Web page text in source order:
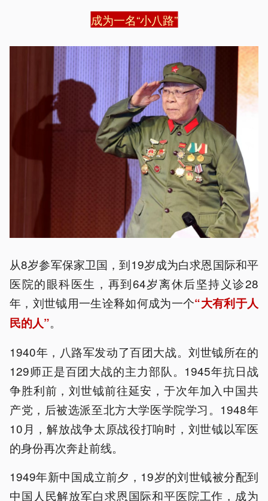
成为一名“小八路”
从8岁参军保家卫国，到19岁成为白求恩国际和平
医院的眼科医生，再到64岁离休后坚持义诊28
年，刘世钺用一生诠释如何成为一个“大有利于人
民的人”。
1940年，八路军发动了百团大战。刘世钺所在的
129师正是百团大战的主力部队。1945年抗日战
争胜利前，刘世钺前往延安，于次年加入中国共
产党，后被选派至北方大学医学院学习。1948年
10月，解放战争太原战役打响时，刘世钺以军医
的身份再次奔赴前线。
1949年新中国成立前夕，19岁的刘世钺被分配到
中国人民解放军白求恩国际和平医院工作，成为